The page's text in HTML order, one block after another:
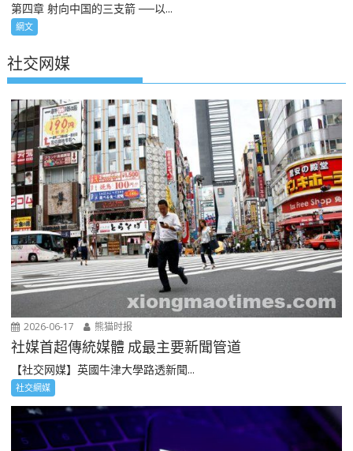
第四章 射向中国的三支箭 ──以...
網文
社交网媒
2026-06-17 熊猫时报
社媒首超傳統媒體 成最主要新聞管道
【社交网媒】英國牛津大學路透新聞...
社交網媒